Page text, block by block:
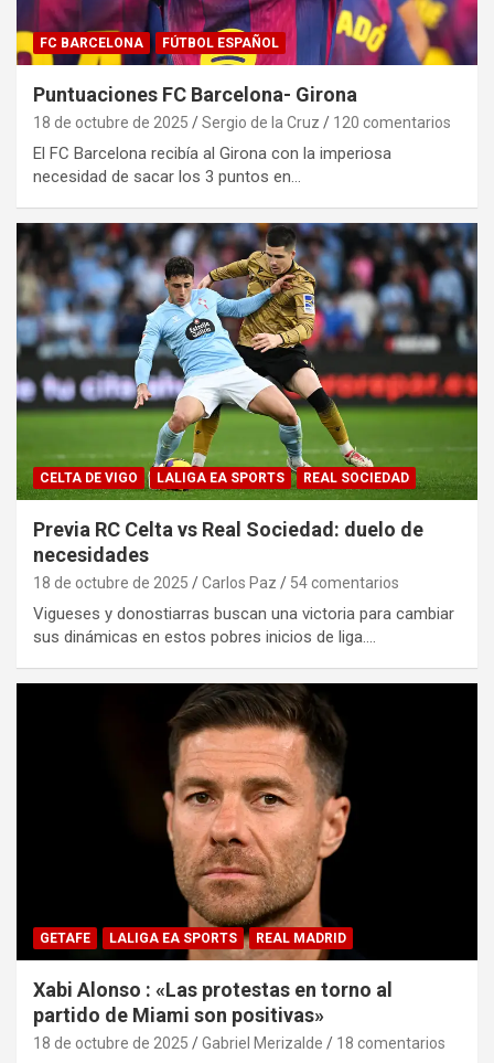
FC BARCELONA FÚTBOL ESPAÑOL
Puntuaciones FC Barcelona- Girona
18 de octubre de 2025 Sergio de la Cruz 120 comentarios
El FC Barcelona recibía al Girona con la imperiosa
necesidad de sacar los 3 puntos en…
CELTA DE VIGO LALIGA EA SPORTS REAL SOCIEDAD
Previa RC Celta vs Real Sociedad: duelo de
necesidades
18 de octubre de 2025 Carlos Paz 54 comentarios
Vigueses y donostiarras buscan una victoria para cambiar
sus dinámicas en estos pobres inicios de liga.…
GETAFE LALIGA EA SPORTS REAL MADRID
Xabi Alonso : «Las protestas en torno al
partido de Miami son positivas»
18 de octubre de 2025 Gabriel Merizalde 18 comentarios